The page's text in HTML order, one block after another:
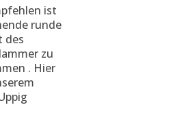
ist
runde
des
zu
. Hier